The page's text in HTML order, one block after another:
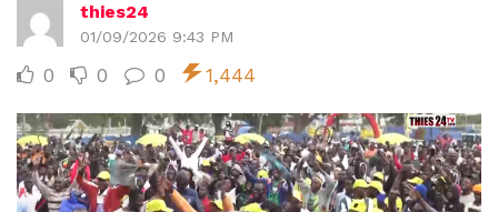
thies24
01/09/2026 9:43 PM
0 0 0 1,444